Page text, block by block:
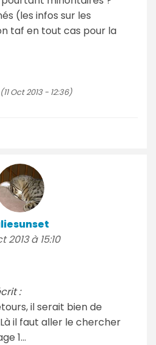
(les infos sur les
taf en tout cas pour la
Oct 2013 - 12:36)
2013 à 15:10
:
il serait bien de
il faut aller le chercher
1…